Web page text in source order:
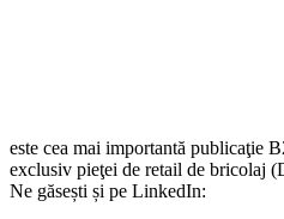
este cea mai importantă publicaţie
exclusiv pieţei de retail de bricolaj
Ne găsești și pe LinkedIn: